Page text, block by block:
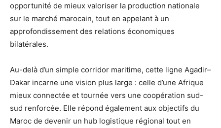
opportunité de mieux valoriser la production nationale
sur le marché marocain, tout en appelant à un
approfondissement des relations économiques
bilatérales.
Au-delà d’un simple corridor maritime, cette ligne Agadir–
Dakar incarne une vision plus large : celle d’une Afrique
mieux connectée et tournée vers une coopération sud-
sud renforcée. Elle répond également aux objectifs du
Maroc de devenir un hub logistique régional tout en